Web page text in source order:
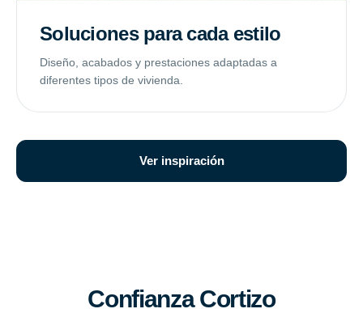
Soluciones para cada estilo
Diseño, acabados y prestaciones adaptadas a
diferentes tipos de vivienda.
Ver inspiración
Confianza Cortizo